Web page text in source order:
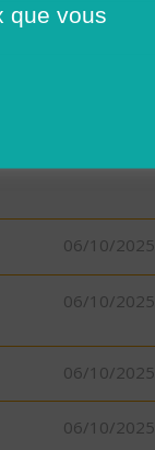
08/10/2025
06/10/2025
06/10/2025
06/10/2025
06/10/2025
que vous